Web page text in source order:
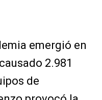
emergió en
2.981
de